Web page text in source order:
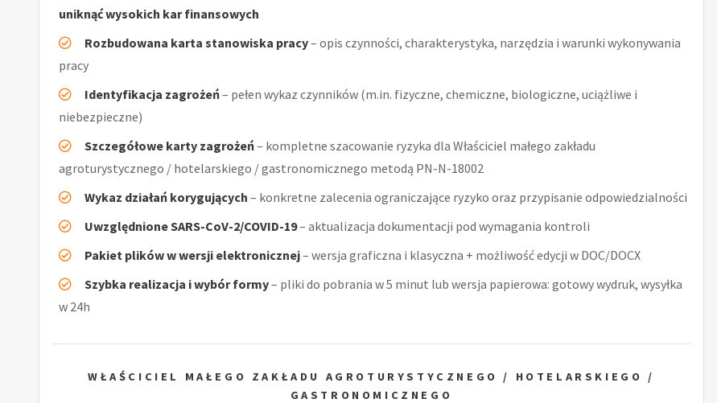
uniknąć wysokich kar finansowych
Rozbudowana karta stanowiska pracy– opis czynności, charakterystyka, narzędzia i warunki wykonywania
pracy
Identyfikacja zagrożeń– pełen wykaz czynników (m.in. fizyczne, chemiczne, biologiczne, uciążliwe i
niebezpieczne)
Szczegółowe karty zagrożeń– kompletne szacowanie ryzyka dla Właściciel małego zakładu
agroturystycznego / hotelarskiego / gastronomicznego metodą PN-N-18002
Wykaz działań korygujących – konkretne zalecenia ograniczające ryzyko oraz przypisanie odpowiedzialności
Uwzględnione SARS-CoV-2/COVID-19– aktualizacja dokumentacji pod wymagania kontroli
Pakiet plików w wersji elektronicznej– wersja graficzna i klasyczna + możliwość edycji w DOC/DOCX
Szybka realizacja i wybór formy– pliki do pobrania w 5 minut lub wersja papierowa: gotowy wydruk, wysyłka
w 24h
WŁAŚCICIEL MAŁEGO ZAKŁADU AGROTURYSTYCZNEGO / HOTELARSKIEGO /
GASTRONOMICZNEGO